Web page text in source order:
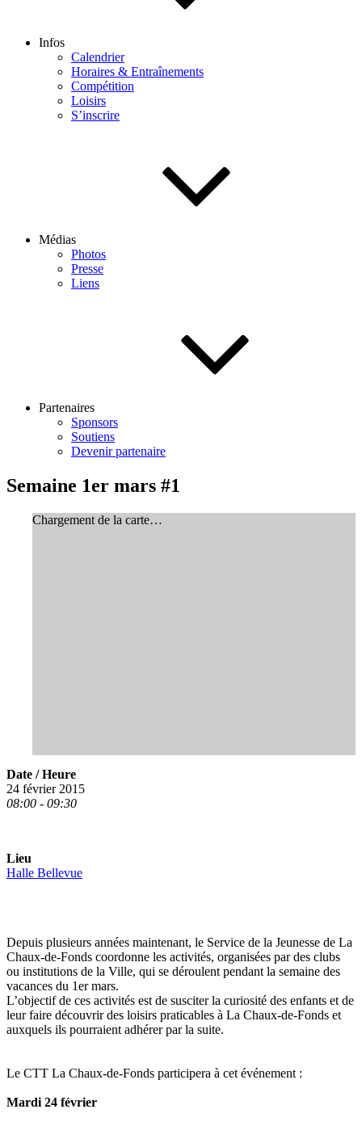
Infos
Calendrier
Horaires & Entraînements
Compétition
Loisirs
S’inscrire
Médias
Photos
Presse
Liens
Partenaires
Sponsors
Soutiens
Devenir partenaire
Semaine 1er mars #1
Chargement de la carte…
Date / Heure
24 février 2015
08:00 - 09:30
Lieu
Halle Bellevue
Depuis plusieurs années maintenant, le Service de la Jeunesse de La
Chaux-de-Fonds coordonne les activités, organisées par des clubs
ou institutions de la Ville, qui se déroulent pendant la semaine des
vacances du 1er mars.
L’objectif de ces activités est de susciter la curiosité des enfants et de
leur faire découvrir des loisirs praticables à La Chaux-de-Fonds et
auxquels ils pourraient adhérer par la suite.
Le CTT La Chaux-de-Fonds participera à cet événement :
Mardi 24 février